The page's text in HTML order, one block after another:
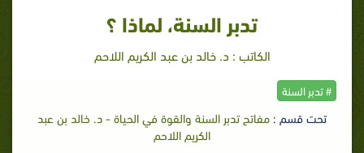
تدبر السنة، لماذا ؟
الكاتب : د. خالد بن عبد الكريم اللاحم
# تدبر السنة
تحت قسم : مفاتح تدبر السنة والقوة في الحياة - د. خالد بن عبد
الكريم اللاحم